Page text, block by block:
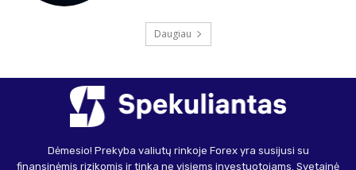
Daugiau
Dėmesio! Prekyba valiutų rinkoje Forex yra susijusi su
finansinėmis rizikomis ir tinka ne visiems investuotojams. Svetainė